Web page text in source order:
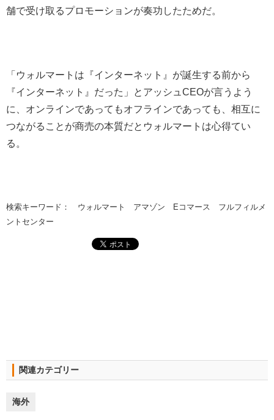
舗で受け取るプロモーションが奏功したためだ。
「ウォルマートは『インターネット』が誕生する前から
『インターネット』だった」とアッシュCEOが言うよう
に、オンラインであってもオフラインであっても、相互に
つながることが商売の本質だとウォルマートは心得てい
る。
検索キーワード： ウォルマート アマゾン Eコマース フルフィルメ
ントセンター
関連カテゴリー
海外